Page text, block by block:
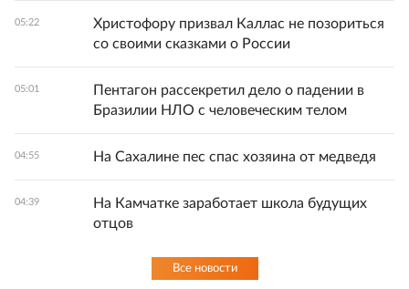
05:22
Христофору призвал Каллас не позориться
со своими сказками о России
05:01
Пентагон рассекретил дело о падении в
Бразилии НЛО с человеческим телом
04:55 На Сахалине пес спас хозяина от медведя
04:39
На Камчатке заработает школа будущих
отцов
Все новости